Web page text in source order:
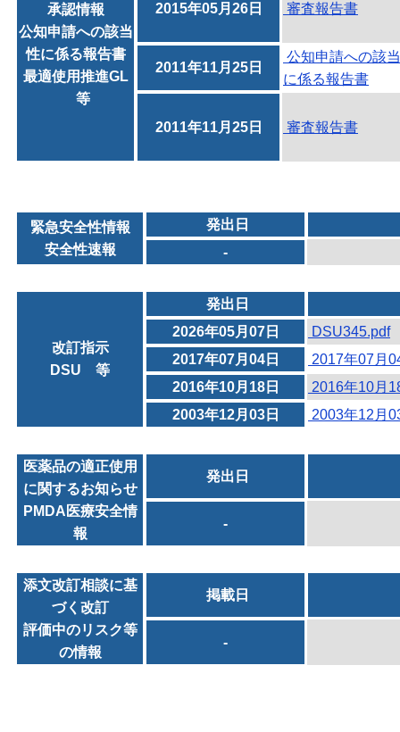
承認情報
公知申請への該当
性に係る報告書
最適使用推進GL
等
2015年05月26日 審査報告書
2011年11月25日
公知申請への該
に係る報告書
2011年11月25日 審査報告書
緊急安全性情報
安全性速報
発出日
-
改訂指示
DSU 等
発出日
2026年05月07日
DSU345.pdf
2017年07月04日
2017年07月
2016年10月18日
2016年10月
2003年12月03日
2003年12月
医薬品の適正使用
に関するお知らせ
PMDA医療安全情
報
発出日
-
添文改訂相談に基
づく改訂
評価中のリスク等
の情報
掲載日
-